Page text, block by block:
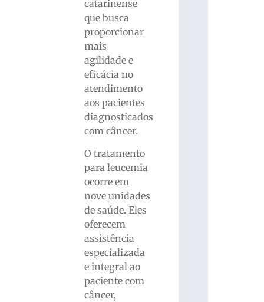
catarinense
que busca
proporcionar
mais
agilidade e
eficácia no
atendimento
aos pacientes
diagnosticados
com câncer.
O tratamento
para leucemia
ocorre em
nove unidades
de saúde. Eles
oferecem
assistência
especializada
e integral ao
paciente com
câncer,